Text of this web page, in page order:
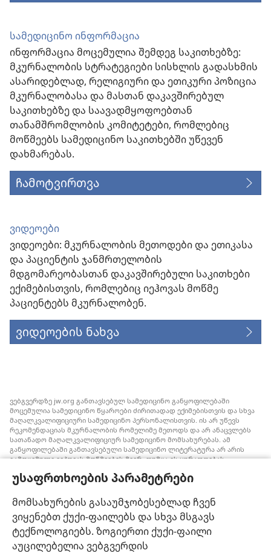
უსაფრთხოების პარამეტრები
მომსახურების გასაუმჯობესებლად ჩვენ
ვიყენებთ ქუქი-ფაილებს და სხვა მსგავს
ტექნოლოგიებს. ზოგიერთი ქუქი-ფაილი
აუცილებელია ვებგვერდის
სამედიცინო ინფორმაცია
ინფორმაცია მოცემულია შემდეგ საკითხებზე:
მკურნალობის სტრატეგიები სისხლის გადასხმის
ასარიდებლად, რელიგიური და ეთიკური პოზიცია
მკურნალობასა და მასთან დაკავშირებულ
საკითხებზე და საავადმყოფოებთან
თანამშრომლობის კომიტეტები, რომლებიც
მოწმეებს სამედიცინო საკითხებში უწევენ
დახმარებას.
ჩამოტვირთვა
ვიდეოები
ვიდეოები: მკურნალობის მეთოდები და ეთიკასა
და პაციენტის ჯანმრთელობის
მდგომარეობასთან დაკავშირებული საკითხები
ექიმებისთვის, რომლებიც იეჰოვას მოწმე
პაციენტებს მკურნალობენ.
ვიდეოების ნახვა
ვებგვერდზე jw.org განთავსებულ სამედიცინო განყოფილებაში
მოცემულია სამედიცინო წყაროები ძირითადად ექიმებისთვის და სხვა
მაღალკვალიფიციური სამედიცინო პერსონალისთვის. ის არ უწევს
რეკომენდაციას მკურნალობის რომელიმე მეთოდს და არ ანაცვლებს
სათანადო მაღალკვალიფიციურ სამედიცინო მომსახურებას. ამ
განყოფილებაში განთავსებული სამედიცინო ლიტერატურა არ არის
გამოცემული იეჰოვას მოწმეების მიერ, თუმცა ის ყურადღებას
რომელიც შესაძლოა ყურადსაღები იყოს. თითოეული მედიკოსი
ვალდებულია, ინფორმირებული იყოს მედიცინაში არსებული
მიღწევების თაობაზე, რათა მკურნალობის ის მეთოდი შესთავაზოს
პაციენტს, რომელიც მისი ჯანმრთელობის მდგომარეობას საუკეთესოდ
შეესაბამება და არ ეწინააღმდეგება პაციენტის სურვილს,
ფასეულობებსა და მრწამსს. აქ მოცემული მკურნალობის მეთოდები
გამოიყენება ინდივიდუალურად, პაციენტის საჭიროებების
გათვალისწინებით.